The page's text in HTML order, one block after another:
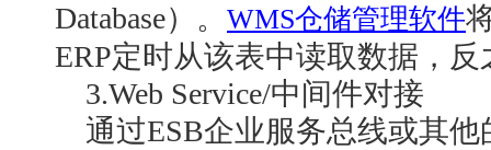
Database）。 WMS仓储管理软件
ERP定时从该表中读取数据，反
3.Web Service/中间件对接
通过ESB企业服务总线或其